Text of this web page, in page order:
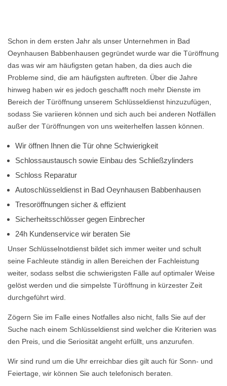
Schon in dem ersten Jahr als unser Unternehmen in Bad
Oeynhausen Babbenhausen gegründet wurde war die Türöffnung
das was wir am häufigsten getan haben, da dies auch die
Probleme sind, die am häufigsten auftreten. Über die Jahre
hinweg haben wir es jedoch geschafft noch mehr Dienste im
Bereich der Türöffnung unserem Schlüsseldienst hinzuzufügen,
sodass Sie variieren können und sich auch bei anderen Notfällen
außer der Türöffnungen von uns weiterhelfen lassen können.
Wir öffnen Ihnen die Tür ohne Schwierigkeit
Schlossaustausch sowie Einbau des Schließzylinders
Schloss Reparatur
Autoschlüsseldienst in Bad Oeynhausen Babbenhausen
Tresoröffnungen sicher & effizient
Sicherheitsschlösser gegen Einbrecher
24h Kundenservice wir beraten Sie
Unser Schlüsselnotdienst bildet sich immer weiter und schult
seine Fachleute ständig in allen Bereichen der Fachleistung
weiter, sodass selbst die schwierigsten Fälle auf optimaler Weise
gelöst werden und die simpelste Türöffnung in kürzester Zeit
durchgeführt wird.
Zögern Sie im Falle eines Notfalles also nicht, falls Sie auf der
Suche nach einem Schlüsseldienst sind welcher die Kriterien was
den Preis, und die Seriosität angeht erfüllt, uns anzurufen.
Wir sind rund um die Uhr erreichbar dies gilt auch für Sonn- und
Feiertage, wir können Sie auch telefonisch beraten.